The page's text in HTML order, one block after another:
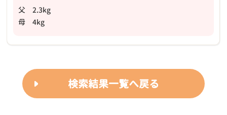
父 2.3kg
母 4kg
検索結果一覧へ戻る